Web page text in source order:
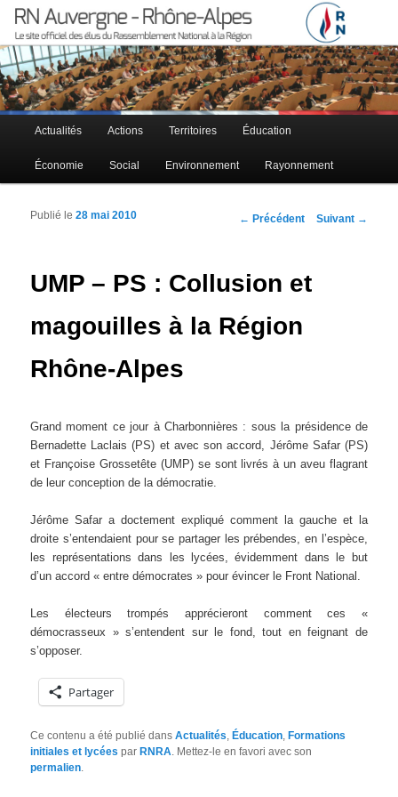
RN Auvergne – Rhône-Alpes
Le site officiel des élus RN à la région Auvergne – Rhône-Alpes
Menu principal
Aller au contenu principal
Aller au contenu secondaire
Actualités Actions Territoires Éducation
Économie Social Environnement Rayonnement
Navigation des articles
← Précédent Suivant →
UMP – PS : Collusion et
magouilles à la Région
Rhône-Alpes
Publié le28 mai 2010
Grand moment ce jour à Charbonnières : sous la présidence de
Bernadette Laclais (PS) et avec son accord, Jérôme Safar (PS)
et Françoise Grossetête (UMP) se sont livrés à un aveu flagrant
de leur conception de la démocratie.
Jérôme Safar a doctement expliqué comment la gauche et la
droite s’entendaient pour se partager les prébendes, en l’espèce,
les représentations dans les lycées, évidemment dans le but
d’un accord « entre démocrates » pour évincer le Front National.
Les électeurs trompés apprécieront comment ces «
démocrasseux » s’entendent sur le fond, tout en feignant de
s’opposer.
Partager
Ce contenu a été publié dansActualités, Éducation, Formations
initiales et lycées par RNRA. Mettez-le en favori avec son
permalien.